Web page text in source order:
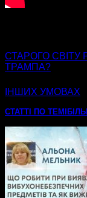
СТАРОГО СВІТУ
ТРАМПА?
ІНШИХ УМОВАХ
СТАТТІ ПО ТЕМІ